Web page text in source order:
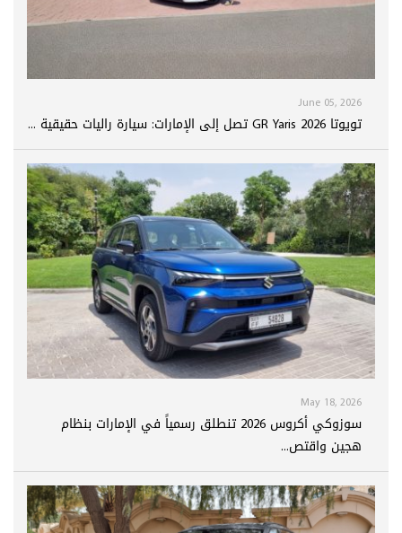
June 05, 2026
تويوتا GR Yaris 2026 تصل إلى الإمارات: سيارة راليات حقيقية ...
May 18, 2026
سوزوكي أكروس 2026 تنطلق رسمياً في الإمارات بنظام
هجين واقتص...